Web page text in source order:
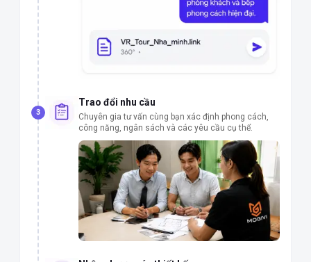
3
Trao đổi nhu cầu
Chuyên gia tư vấn cùng bạn xác định phong cách,
công năng, ngân sách và các yêu cầu cụ thể.